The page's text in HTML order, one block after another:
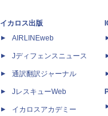
イカロス出版
AIRLINEweb
Jディフェンスニュース
通訳翻訳ジャーナル
JレスキューWeb
イカロスアカデミー